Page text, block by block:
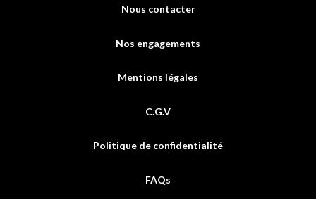
Nous contacter
Nos engagements
Mentions légales
C.G.V
Politique de confidentialité
FAQs